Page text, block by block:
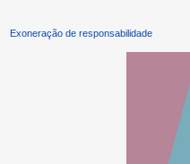
Exoneração de responsabilidade